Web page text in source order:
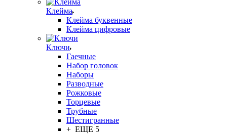
Клейма
Клейма буквенные
Клейма цифровые
Ключи
Гаечные
Набор головок
Наборы
Разводные
Рожковые
Торцевые
Трубные
Шестигранные
+ ЕЩЕ 5